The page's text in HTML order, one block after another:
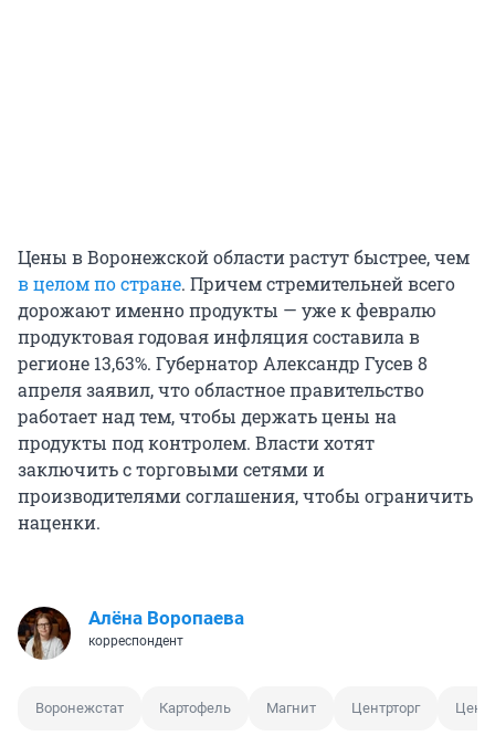
Цены в Воронежской области растут быстрее, чем
в целом по стране. Причем стремительней всего
дорожают именно продукты — уже к февралю
продуктовая годовая инфляция составила в
регионе 13,63%. Губернатор Александр Гусев 8
апреля заявил, что областное правительство
работает над тем, чтобы держать цены на
продукты под контролем. Власти хотят
заключить с торговыми сетями и
производителями соглашения, чтобы ограничить
наценки.
Алёна Воропаева
корреспондент
Воронежстат Картофель Магнит Центрторг Цена